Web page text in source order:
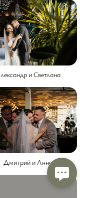
и Светлана
Дмитрий и Анна